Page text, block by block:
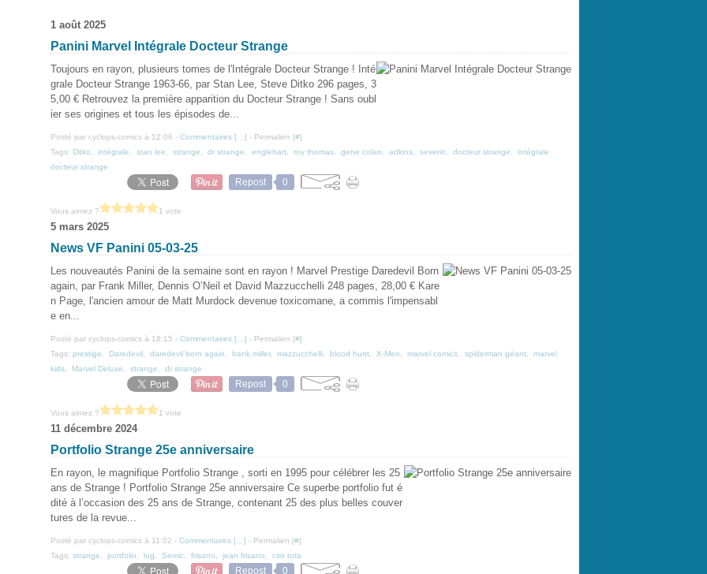
1 août 2025
Panini Marvel Intégrale Docteur Strange
Toujours en rayon, plusieurs tomes de l'Intégrale Docteur Strange ! Inté
grale Docteur Strange 1963-66, par Stan Lee, Steve Ditko 296 pages, 3
5,00 € Retrouvez la première apparition du Docteur Strange ! Sans oubl
ier ses origines et tous les épisodes de...
Posté par cyclops-comics à 12:06 - Commentaires [ ] - Permalien [#]
Tags: Ditko intégrale stan lee strange dr strange englehart roy thomas gene colan adkins severin docteur strange
intégrale
docteur strange
Repost 0
Vous aimez ? 1 vote
5 mars 2025
News VF Panini 05-03-25
Les nouveautés Panini de la semaine sont en rayon ! Marvel Prestige Daredevil Born
again, par Frank Miller, Dennis O’Neil et David Mazzucchelli 248 pages, 28,00 € Kare
n Page, l'ancien amour de Matt Murdock devenue toxicomane, a commis l'impensabl
e en...
Posté par cyclops-comics à 18:15 - Commentaires [ ] - Permalien [#]
Tags: prestige Daredevil daredevil born again frank miller, mazzucchelli blood hunt X-Men marvel comics spiderman géant
marvel
kids
Marvel Deluxe strange dr strange
Repost 0
Vous aimez ? 1 vote
11 décembre 2024
Portfolio Strange 25e anniversaire
En rayon, le magnifique Portfolio Strange , sorti en 1995 pour célébrer les 25
ans de Strange ! Portfolio Strange 25e anniversaire Ce superbe portfolio fut é
dité à l’occasion des 25 ans de Strange, contenant 25 des plus belles couver
tures de la revue...
Posté par cyclops-comics à 11:02 - Commentaires [ ] - Permalien [#]
Tags: strange portfolio lug Semic frisano jean frisano ciro tota
Repost 0